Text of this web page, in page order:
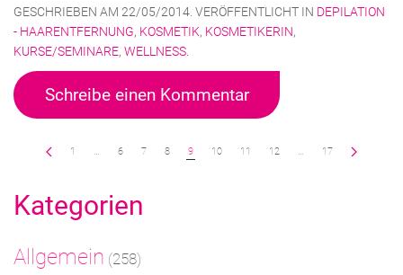
GESCHRIEBEN AM 22/05/2014 . VERÖFFENTLICHT IN DEPILATION
- HAARENTFERNUNG, KOSMETIK, KOSMETIKERIN,
KURSE/SEMINARE, WELLNESS
Schreibe einen Kommentar
1 … 6 7 8 9 10 11 12 … 17
Kategorien
Allgemein (258)